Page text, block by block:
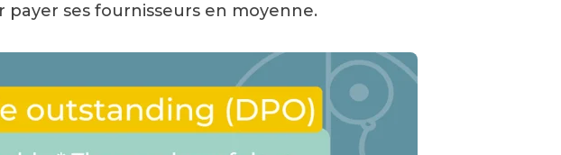
ses fournisseurs en moyenne.